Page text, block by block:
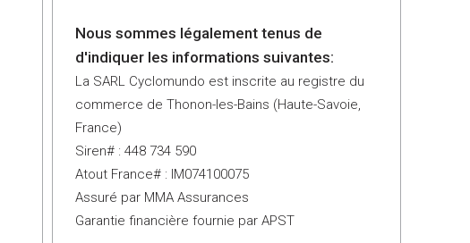
Nous sommes légalement tenus de
d'indiquer les informations suivantes:
La SARL Cyclomundo est inscrite au registre du
commerce de Thonon-les-Bains (Haute-Savoie,
France)
Siren# : 448 734 590
Atout France# : IM074100075
Assuré par MMA Assurances
Garantie financière fournie par APST